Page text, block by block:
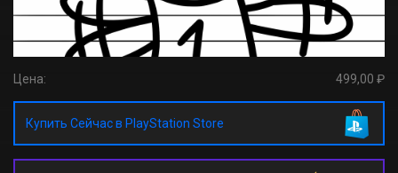
Цена: 499,00 ₽
Купить Сейчас в PlayStation Store